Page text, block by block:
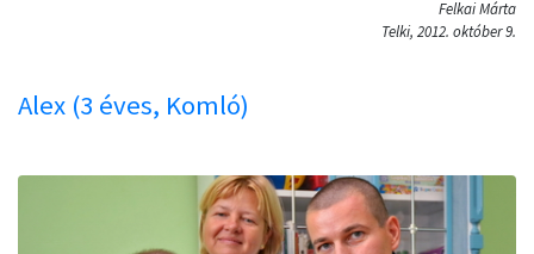
Felkai Márta
Telki, 2012. október 9.
Alex (3 éves, Komló)